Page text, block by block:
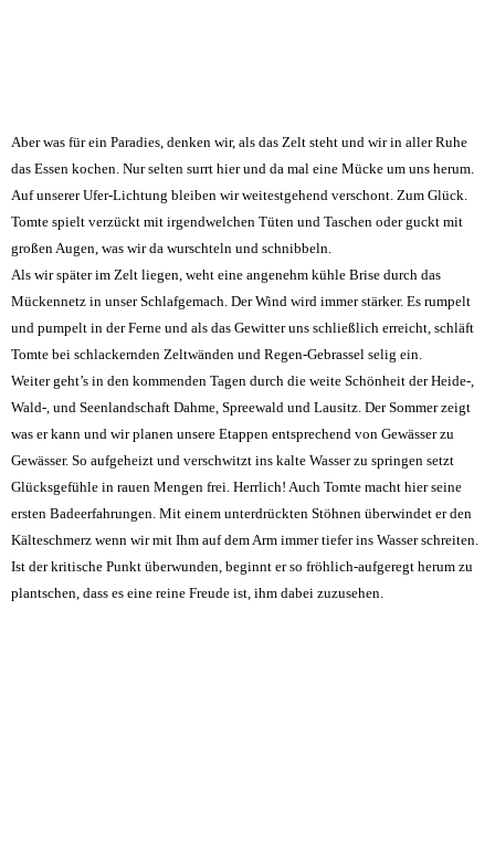
Aber was für ein Paradies, denken wir, als das Zelt steht und wir in aller Ruhe
das Essen kochen. Nur selten surrt hier und da mal eine Mücke um uns herum.
Auf unserer Ufer-Lichtung bleiben wir weitestgehend verschont. Zum Glück.
Tomte spielt verzückt mit irgendwelchen Tüten und Taschen oder guckt mit
großen Augen, was wir da wurschteln und schnibbeln.
Als wir später im Zelt liegen, weht eine angenehm kühle Brise durch das
Mückennetz in unser Schlafgemach. Der Wind wird immer stärker. Es rumpelt
und pumpelt in der Ferne und als das Gewitter uns schließlich erreicht, schläft
Tomte bei schlackernden Zeltwänden und Regen-Gebrassel selig ein.
Weiter geht’s in den kommenden Tagen durch die weite Schönheit der Heide-,
Wald-, und Seenlandschaft Dahme, Spreewald und Lausitz. Der Sommer zeigt
was er kann und wir planen unsere Etappen entsprechend von Gewässer zu
Gewässer. So aufgeheizt und verschwitzt ins kalte Wasser zu springen setzt
Glücksgefühle in rauen Mengen frei. Herrlich! Auch Tomte macht hier seine
ersten Badeerfahrungen. Mit einem unterdrückten Stöhnen überwindet er den
Kälteschmerz wenn wir mit Ihm auf dem Arm immer tiefer ins Wasser schreiten.
Ist der kritische Punkt überwunden, beginnt er so fröhlich-aufgeregt herum zu
plantschen, dass es eine reine Freude ist, ihm dabei zuzusehen.